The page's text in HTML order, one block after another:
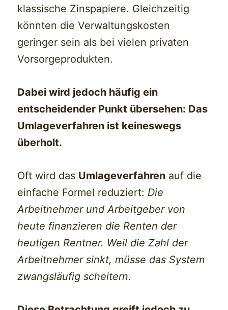
klassische Zinspapiere. Gleichzeitig
könnten die Verwaltungskosten
geringer sein als bei vielen privaten
Vorsorgeprodukten.
Dabei wird jedoch häufig ein
entscheidender Punkt übersehen: Das
Umlageverfahren ist keineswegs
überholt.
Oft wird das Umlageverfahren auf die
einfache Formel reduziert: Die
Arbeitnehmer und Arbeitgeber von
heute finanzieren die Renten der
heutigen Rentner. Weil die Zahl der
Arbeitnehmer sinkt, müsse das System
zwangsläufig scheitern.